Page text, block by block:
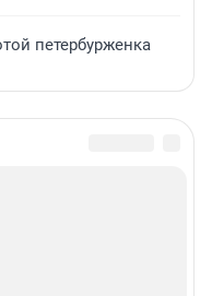
петербурженка